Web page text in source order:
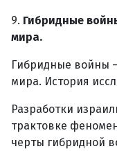
9. Гибридные
мира.
Гибридные войны
мира. История
Разработки
трактовке
черты гибридной